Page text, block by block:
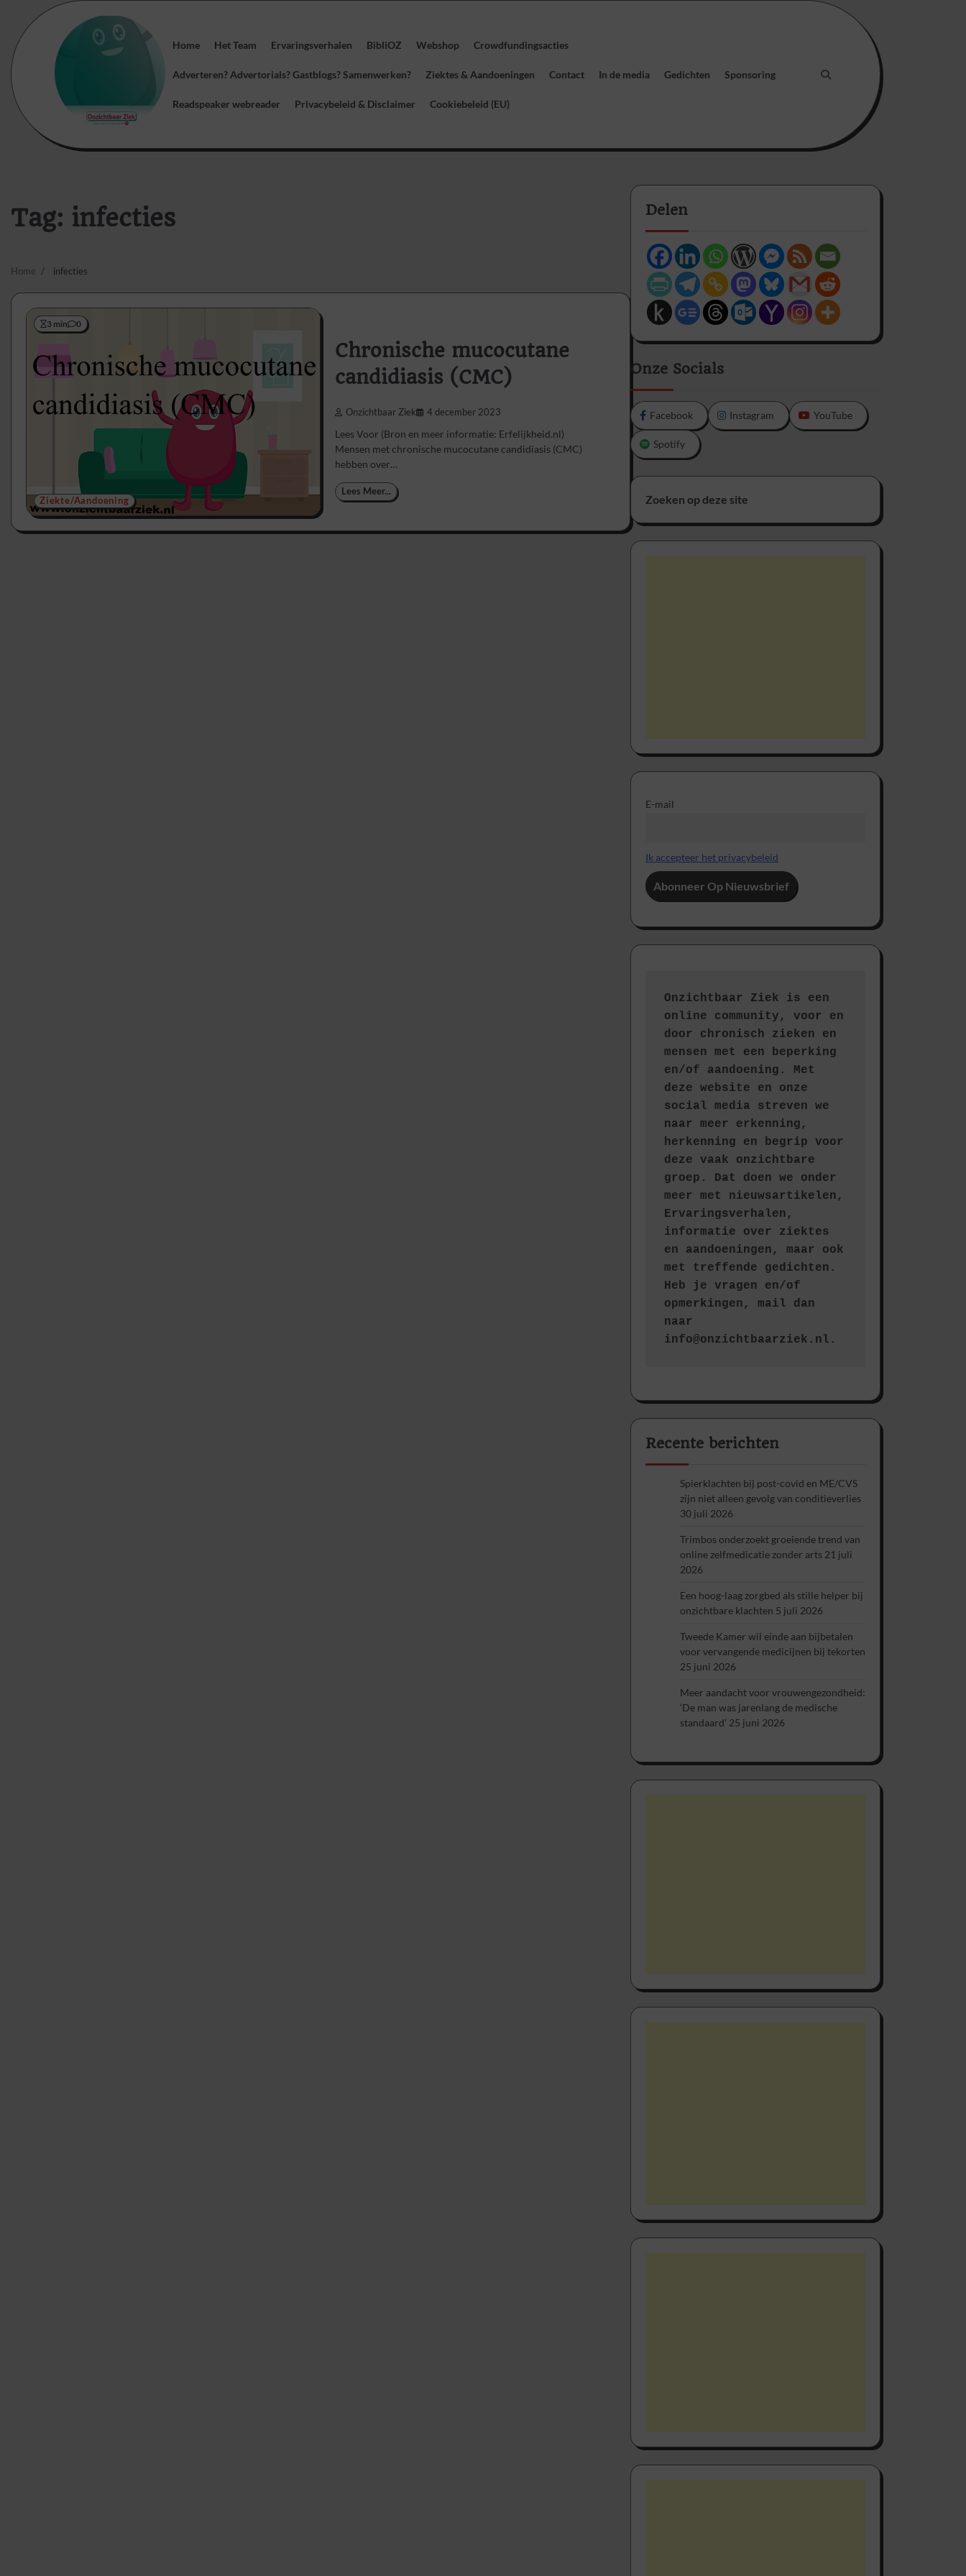
content
Home Het Team Ervaringsverhalen BibliOZ Webshop Crowdfundingsacties
Adverteren? Advertorials? Gastblogs? Samenwerken? Ziektes & Aandoeningen Contact In de media Gedichten Sponsoring
Readspeaker webreader Privacybeleid & Disclaimer Cookiebeleid (EU)
Tag: infecties
Home infecties
3 min 0
Ziekte/Aandoening
Chronische mucocutane
candidiasis (CMC)
Onzichtbaar Ziek 4 december 2023
Lees Voor (Bron en meer informatie: Erfelijkheid.nl)
Mensen met chronische mucocutane candidiasis (CMC)
hebben over…
Lees Meer...
Delen
Onze Socials
Facebook Instagram YouTube
Spotify
Zoeken op deze site
E-mail
Ik accepteer het privacybeleid
Onzichtbaar Ziek is een
online community, voor en
door chronisch zieken en
mensen met een beperking
en/of aandoening. Met
deze website en onze
social media streven we
naar meer erkenning,
herkenning en begrip voor
deze vaak onzichtbare
groep. Dat doen we onder
meer met nieuwsartikelen,
Ervaringsverhalen,
informatie over ziektes
en aandoeningen, maar ook
met treffende gedichten.
Heb je vragen en/of
opmerkingen, mail dan
naar
info@onzichtbaarziek.nl.
Recente berichten
Spierklachten bij post-covid en ME/CVS
zijn niet alleen gevolg van conditieverlies
30 juli 2026
Trimbos onderzoekt groeiende trend van
online zelfmedicatie zonder arts 21 juli
2026
Een hoog-laag zorgbed als stille helper bij
onzichtbare klachten 5 juli 2026
Tweede Kamer wil einde aan bijbetalen
voor vervangende medicijnen bij tekorten
25 juni 2026
Meer aandacht voor vrouwengezondheid:
‘De man was jarenlang de medische
standaard’ 25 juni 2026